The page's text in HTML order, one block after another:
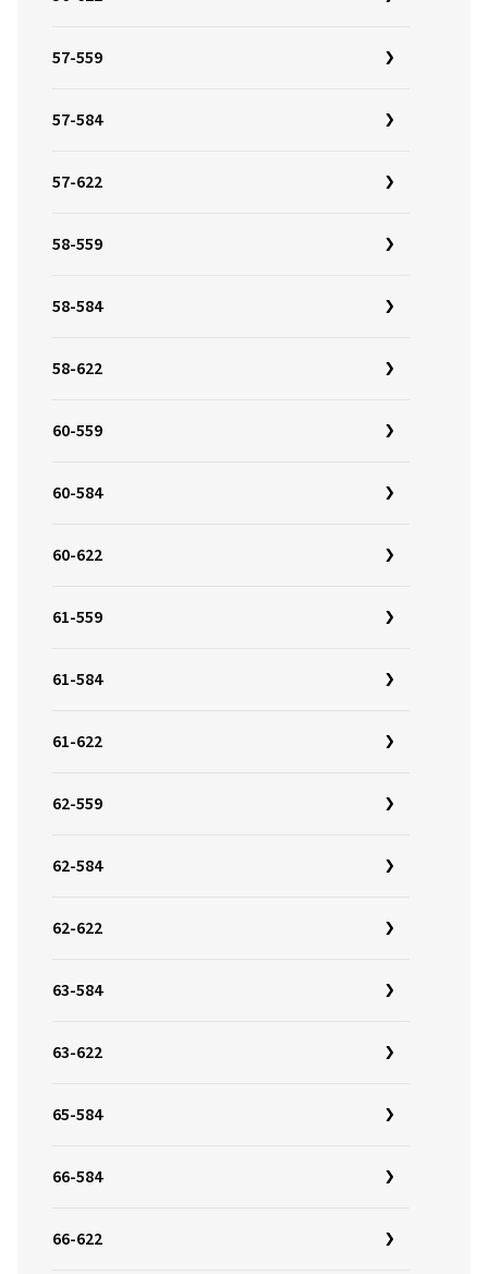
57-559
57-584
57-622
58-559
58-584
58-622
60-559
60-584
60-622
61-559
61-584
61-622
62-559
62-584
62-622
63-584
63-622
65-584
66-584
66-622